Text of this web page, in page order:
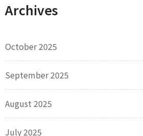
Archives
October 2025
September 2025
August 2025
July 2025